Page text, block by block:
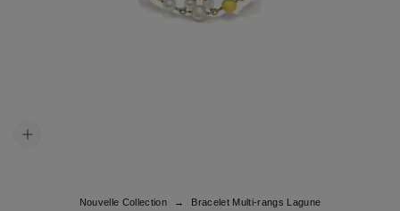
Nouvelle Collection Bracelet Multi-rangs Lagune